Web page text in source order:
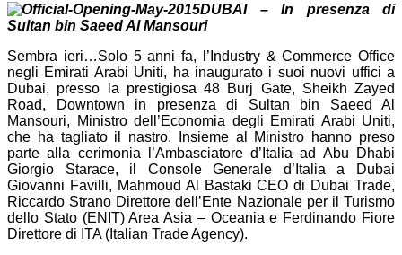
DUBAI – In presenza di
Sultan bin Saeed Al Mansouri
Sembra ieri…Solo 5 anni fa, l’Industry & Commerce Office
negli Emirati Arabi Uniti, ha inaugurato i suoi nuovi uffici a
Dubai, presso la prestigiosa 48 Burj Gate, Sheikh Zayed
Road, Downtown in presenza di Sultan bin Saeed Al
Mansouri, Ministro dell’Economia degli Emirati Arabi Uniti,
che ha tagliato il nastro. Insieme al Ministro hanno preso
parte alla cerimonia l’Ambasciatore d’Italia ad Abu Dhabi
Giorgio Starace, il Console Generale d’Italia a Dubai
Giovanni Favilli, Mahmoud Al Bastaki CEO di Dubai Trade,
Riccardo Strano Direttore dell’Ente Nazionale per il Turismo
dello Stato (ENIT) Area Asia – Oceania e Ferdinando Fiore
Direttore di ITA (Italian Trade Agency).